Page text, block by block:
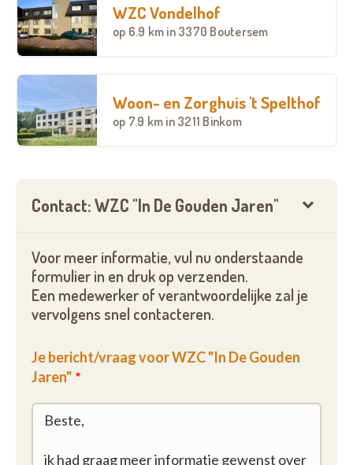
WZC Vondelhof
op 6.9 km in 3370 Boutersem
Woon- en Zorghuis 't Spelthof
op 7.9 km in 3211 Binkom
Contact: WZC "In De Gouden Jaren"
Voor meer informatie, vul nu onderstaande
formulier in en druk op verzenden.
Een medewerker of verantwoordelijke zal je
vervolgens snel contacteren.
Je bericht/vraag voor WZC "In De Gouden
Jaren"